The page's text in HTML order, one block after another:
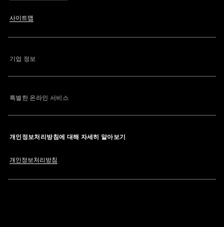
사이트맵
기업 정보
특별한 온라인 서비스
개인정보처리방침에 대해 자세히 알아보기
개인정보처리방침